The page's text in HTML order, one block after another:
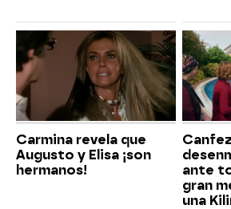
Carmina revela que
Augusto y Elisa ¡son
hermanos!
ante
gran
una